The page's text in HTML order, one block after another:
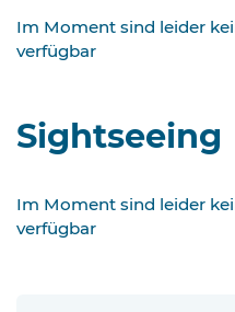
Im Moment sind leider
verfügbar
Sightseeing
Im Moment sind leider
verfügbar